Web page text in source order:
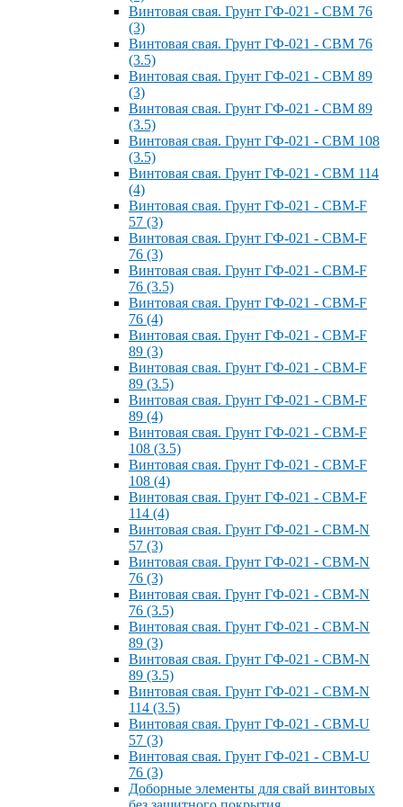
Винтовая свая. Грунт ГФ-021 - СВМ 76
(3)
Винтовая свая. Грунт ГФ-021 - СВМ 76
(3.5)
Винтовая свая. Грунт ГФ-021 - СВМ 89
(3)
Винтовая свая. Грунт ГФ-021 - СВМ 89
(3.5)
Винтовая свая. Грунт ГФ-021 - СВМ 108
(3.5)
Винтовая свая. Грунт ГФ-021 - СВМ 114
(4)
Винтовая свая. Грунт ГФ-021 - СВМ-F
57 (3)
Винтовая свая. Грунт ГФ-021 - СВМ-F
76 (3)
Винтовая свая. Грунт ГФ-021 - СВМ-F
76 (3.5)
Винтовая свая. Грунт ГФ-021 - СВМ-F
76 (4)
Винтовая свая. Грунт ГФ-021 - СВМ-F
89 (3)
Винтовая свая. Грунт ГФ-021 - СВМ-F
89 (3.5)
Винтовая свая. Грунт ГФ-021 - СВМ-F
89 (4)
Винтовая свая. Грунт ГФ-021 - СВМ-F
108 (3.5)
Винтовая свая. Грунт ГФ-021 - СВМ-F
108 (4)
Винтовая свая. Грунт ГФ-021 - СВМ-F
114 (4)
Винтовая свая. Грунт ГФ-021 - СВМ-N
57 (3)
Винтовая свая. Грунт ГФ-021 - СВМ-N
76 (3)
Винтовая свая. Грунт ГФ-021 - СВМ-N
76 (3.5)
Винтовая свая. Грунт ГФ-021 - СВМ-N
89 (3)
Винтовая свая. Грунт ГФ-021 - СВМ-N
89 (3.5)
Винтовая свая. Грунт ГФ-021 - СВМ-N
114 (3.5)
Винтовая свая. Грунт ГФ-021 - СВМ-U
57 (3)
Винтовая свая. Грунт ГФ-021 - СВМ-U
76 (3)
Доборные элементы для свай винтовых